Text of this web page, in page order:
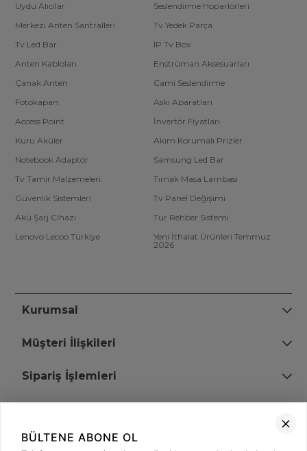
Uydu Alıcılar
Seslendirme Hoparlörleri
Merkezi Anten Santralleri
Tv Yedek Parça
Tv Led Bar
IP Tv Box
Anten Kabloları
Enstrüman Aksesuarları
Çanak Anten
Cami Seslendirme
Fotokapan
Askı Aparatları
Access Point
İnvertör Fiyatları
Kuru Aküler
Akım Korumalı Prizler
Notebook Adaptör
Samsung Led Bar
Tv Tamir Malzemeleri
Tırnak Masa Lambası
Güvenlik Sistemleri
Tv Panel Değişimi
Akü Şarj Cihazı
Tur Rehber Sistemi
Lenovo Lecoo Türkiye
Yeni İthalat Ürünleri Temmuz
2026
Kurumsal
Müşteri İlişkileri
Sipariş İşlemleri
+90 (850) 473 08 08
BÜLTENE ABONE OL